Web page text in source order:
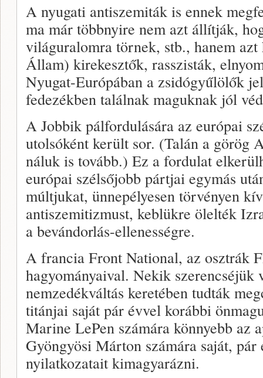
A nyugati antiszemiták is ennek
ma már többnyire nem azt állítják,
világuralomra törnek, stb., hanem
Állam) kirekesztők, rasszisták,
Nyugat-Európában a zsidógyűlölők
fedezékben találnak maguknak jól
A Jobbik pálfordulására az európai
utolsóként került sor. (Talán a görög
náluk is tovább.) Ez a fordulat
európai szélsőjobb pártjai egymás
múltjukat, ünnepélyesen törvényen
antiszemitizmust, keblükre ölelték
a bevándorlás-ellenességre.
A francia Front National, az osztrák
hagyományaival. Nekik
nemzedékváltás keretében tudták
titánjai saját pár évvel korábbi
Marine LePen számára könnyebb az
Gyöngyösi Márton számára saját,
nyilatkozatait kimagyarázni.